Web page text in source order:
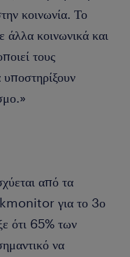
κοινωνία. Το
κοινωνικά και
τους
από τα
για το 3ο
ότι 65% των
να